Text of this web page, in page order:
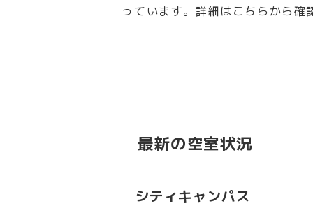
っています。詳細はこちらから確
最新の空室状況
シティキャンパス